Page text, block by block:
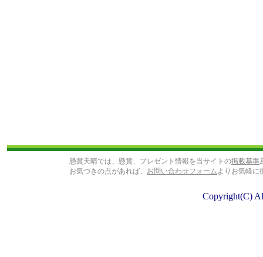
懸賞天晴では、懸賞、プレゼント情報を当サイトの掲載基準
お気づきの点があれば、 お問い合わせフォームよりお気軽に
Copyright(C)